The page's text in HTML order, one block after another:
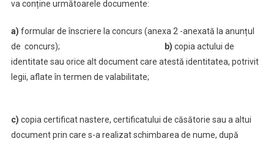
va conține următoarele documente:
a) formular de înscriere la concurs (anexa 2 -anexată la anunțul
de concurs); b) copia actului de
identitate sau orice alt document care atestă identitatea, potrivit
legii, aflate în termen de valabilitate;
c) copia certificat nastere, certificatului de căsătorie sau a altui
document prin care s-a realizat schimbarea de nume, după